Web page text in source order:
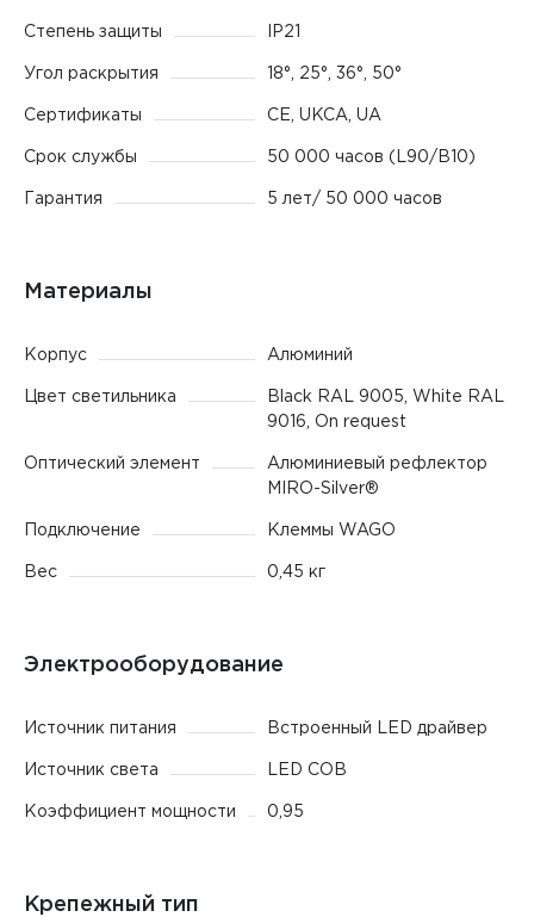
Степень защиты IP21
Угол раскрытия 18°, 25°, 36°, 50°
Сертификаты CE, UKCA, UA
Срок службы 50 000 часов (L90/B10)
Гарантия 5 лет/ 50 000 часов
Материалы
Корпус Алюминий
Цвет светильника
Black RAL 9005, White RAL
9016, On request
Оптический элемент
Алюминиевый рефлектор
MIRO-Silver®
Подключение Клеммы WAGO
Вес 0,45 кг
Электрооборудование
Источник питания Встроенный LED драйвер
Источник света LED COB
Коэффициент мощности 0,95
Крепежный тип